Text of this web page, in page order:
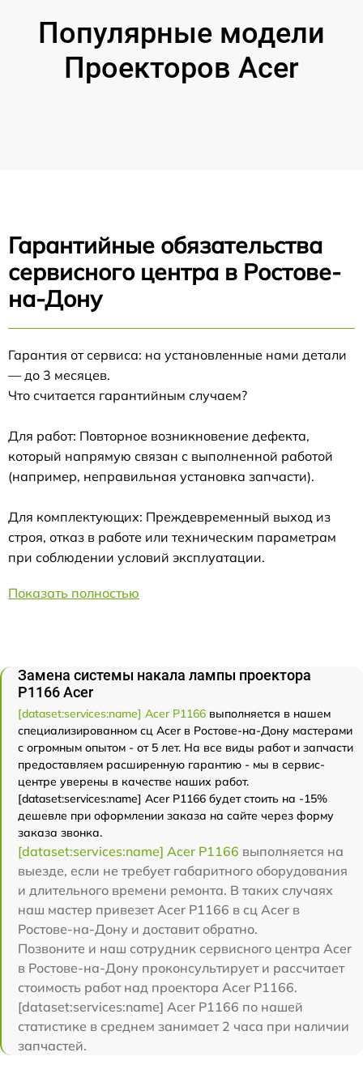
Популярные модели
Проекторов Acer
Гарантийные обязательства
сервисного центра в Ростове-
на-Дону
Гарантия от сервиса: на установленные нами детали
— до 3 месяцев.
Что считается гарантийным случаем?
Для работ: Повторное возникновение дефекта,
который напрямую связан с выполненной работой
(например, неправильная установка запчасти).
Для комплектующих: Преждевременный выход из
строя, отказ в работе или техническим параметрам
при соблюдении условий эксплуатации.
Показать полностью
Замена системы накала лампы проектора
P1166 Acer
[dataset:services:name] Acer P1166 выполняется в нашем
специализированном сц Acer в Ростове-на-Дону мастерами
с огромным опытом - от 5 лет. На все виды работ и запчасти
предоставляем расширенную гарантию - мы в сервис-
центре уверены в качестве наших работ.
[dataset:services:name] Acer P1166 будет стоить на -15%
дешевле при оформлении заказа на сайте через форму
заказа звонка.
[dataset:services:name] Acer P1166 выполняется на
выезде, если не требует габаритного оборудования
и длительного времени ремонта. В таких случаях
наш мастер привезет Acer P1166 в сц Acer в
Ростове-на-Дону и доставит обратно.
Позвоните и наш сотрудник сервисного центра Acer
в Ростове-на-Дону проконсультирует и рассчитает
стоимость работ над проектора Acer P1166.
[dataset:services:name] Acer P1166 по нашей
статистике в среднем занимает 2 часа при наличии
запчастей.